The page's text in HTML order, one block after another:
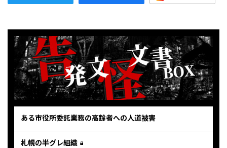
ある市役所委託業務の高齢者への人道被害
札幌の半グレ組織